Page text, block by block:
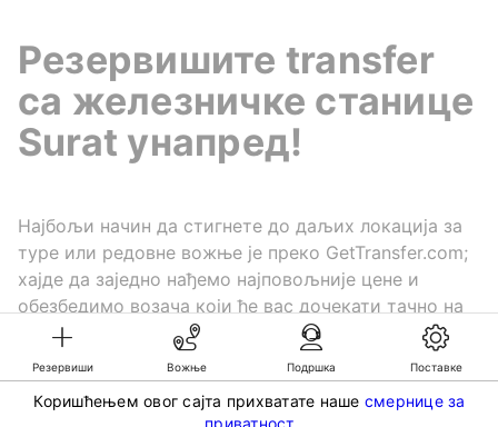
Резервиши Вожње Подршка Поставке
Коришћењем овог сајта прихватате наше смернице за
приватност
Резервишите transfer
са железничке станице
Surat унапред!
Најбољи начин да стигнете до даљих локација за
туре или редовне вожње је преко GetTransfer.com;
хајде да заједно нађемо најповољније цене и
обезбедимо возача који ће вас дочекати тачно на
време — наручите услугу и уживајте у путовању.
©KG GLOBAL LIMITED. GetTransfer® is trademark of KG GLOBAL LIMITED.